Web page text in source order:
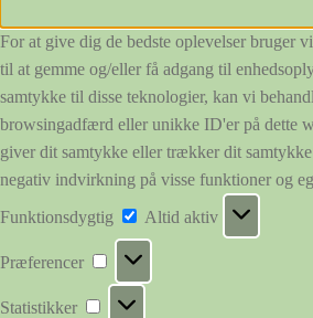
For at give dig de bedste oplevelser bruger
til at gemme og/eller få adgang til
samtykke til disse teknologier, kan vi
browsingadfærd eller unikke ID'er på dette
giver dit samtykke eller trækker dit
negativ indvirkning på visse funktioner og
Funktionsdygtig
Funktionsdygtig
Altid aktiv
Præferencer
Præferencer
Statistikker
Statistikker